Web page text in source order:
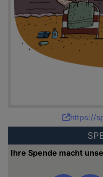
Bettina
https://
Ihre Spende macht